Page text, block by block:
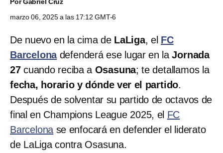
marzo 06, 2025 a las 17:12 GMT-6
De nuevo en la cima deLaLiga, el FC
Barcelonadefenderá ese lugar en laJornada
27 cuando reciba a Osasuna; te detallamos la
fecha, horario y dónde ver el partido.
Después de solventar su partido de octavos de
final en Champions League 2025, el FC
Barcelona se enfocará en defender el liderato
de LaLiga contra Osasuna.